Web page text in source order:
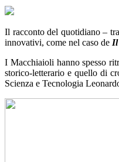
Il racconto del quotidiano –
innovativi, come nel caso de Il
I Macchiaioli hanno spesso
storico-letterario e quello di
Scienza e Tecnologia